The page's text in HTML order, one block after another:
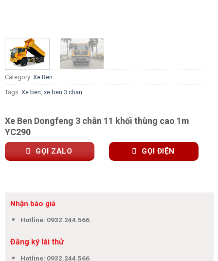
Category: Xe Ben
Tags: Xe ben, xe ben 3 chan
Xe Ben Dongfeng 3 chân 11 khối thùng cao 1m
YC290
GỌI ZALO GỌI ĐIỆN
Nhận báo giá
Hotline: 0932.244.566
Đăng ký lái thử
Hotline: 0932.244.566